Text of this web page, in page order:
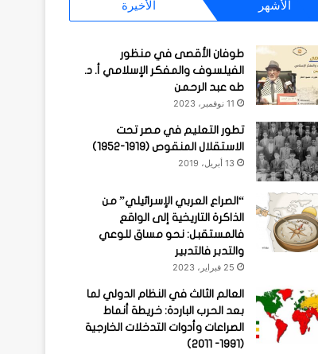
الأشهر الأخيرة
طوفان الأقصى في منظور
الفيلسوف والمفكر الإسلامي أ. د.
طه عبد الرحمن
11 نوفمبر، 2023
تطور التعليم في مصر تحت
الاستقلال المنقوص (1919-1952)
13 أبريل، 2019
“الصراع العربي الإسرائيلي” من
الذاكرة التاريخية إلى الواقع
فالمستقبل: نحو مساق للوعي
والتدبر فالتدبير
25 فبراير، 2023
العالم الثالث في النظام الدولي لما
بعد الحرب الباردة: خريطة أنماط
الصراعات وأدوات التدخلات الخارجية
(1991- 2011)